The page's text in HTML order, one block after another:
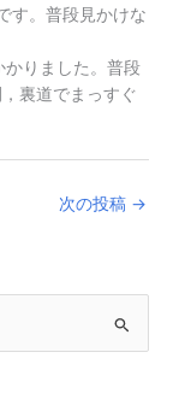
す。普段見かけな
りました。普段
裏道でまっすぐ
次の投稿 →